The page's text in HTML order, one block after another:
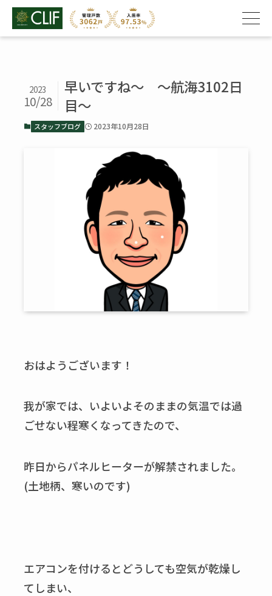
早いですね～ ～航海3102日
目～
2023
10/28
スタッフブログ 2023年10月28日
おはようございます！
我が家では、いよいよそのままの気温では過
ごせない程寒くなってきたので、
昨日からパネルヒーターが解禁されました。
(土地柄、寒いのです)
エアコンを付けるとどうしても空気が乾燥し
てしまい、